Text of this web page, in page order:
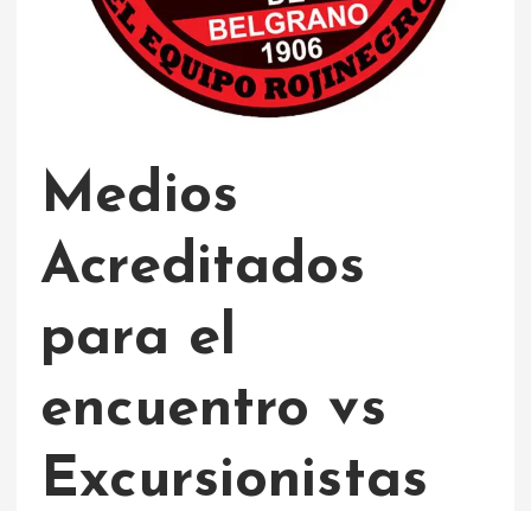
Medios
Acreditados
para el
encuentro vs
Excursionistas